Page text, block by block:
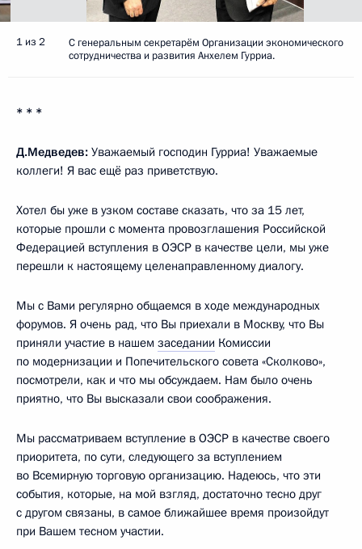
1 из 2
С генеральным секретарём Организации экономического
сотрудничества и развития Анхелем Гурриа.
* * *
Д.Медведев: Уважаемый господин Гурриа! Уважаемые
коллеги! Я вас ещё раз приветствую.
Хотел бы уже в узком составе сказать, что за 15 лет,
которые прошли с момента провозглашения Российской
Федерацией вступления в ОЭСР в качестве цели, мы уже
перешли к настоящему целенаправленному диалогу.
Мы с Вами регулярно общаемся в ходе международных
форумов. Я очень рад, что Вы приехали в Москву, что Вы
приняли участие в нашем заседании Комиссии
по модернизации и Попечительского совета «Сколково»,
посмотрели, как и что мы обсуждаем. Нам было очень
приятно, что Вы высказали свои соображения.
Мы рассматриваем вступление в ОЭСР в качестве своего
приоритета, по сути, следующего за вступлением
во Всемирную торговую организацию. Надеюсь, что эти
события, которые, на мой взгляд, достаточно тесно друг
с другом связаны, в самое ближайшее время произойдут
при Вашем тесном участии.